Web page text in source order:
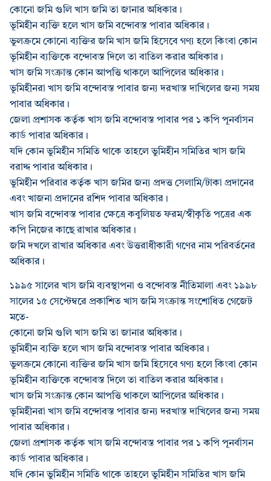
কোনো জমি গুলি খাস জমি তা জানার অধিকার।
ভূমিহীন ব্যক্তি হলে খাস জমি বন্দোবস্ত পাবার অধিকার।
ভুলক্রমে কোনো ব্যক্তির জমি খাস জমি হিসেবে গণ্য হলে কিংবা কোন
ভূমিহীন ব্যক্তিকে বন্দোবস্ত দিলে তা বাতিল করার অধিকার।
খাস জমি সংক্রান্ত কোন আপত্তি থাকলে আপিলের অধিকার।
ভূমিহীনরা খাস জমি বন্দোবস্ত পাবার জন্য দরখাস্ত দাখিলের জন্য সময়
পাবার অধিকার।
জেলা প্রশাসক কর্তৃক খাস জমি বন্দোবস্ত পাবার পর ১ কপি পূনর্বাসন
কার্ড পাবার অধিকার।
যদি কোন ভুমিহীন সমিতি থাকে তাহলে ভুমিহীন সমিতির খাস জমি
বরাদ্দ পাবার অধিকার।
ভুমিহীন পরিবার কর্তৃক খাস জমির জন্য প্রদত্ত সেলামি/টাকা প্রদানের
এবং খাজনা প্রদানের রশিদ পাবার অধিকার।
খাস জমি বন্দোবস্ত পাবার ক্ষেত্রে কবুলিয়ত ফরম/স্বীকৃতি পত্রের এক
কপি নিজের কাছে রাখার অধিকার।
জমি দখলে রাখার অধিকার এবং উত্তরাধীকারী গণের নাম পরিবর্তনের
অধিকার।
১৯৯৫ সালের খাস জমি ব্যবস্থাপনা ও বন্দোবস্ত নীতিমালা এবং ১৯৯৮
সালের ১৫ সেপ্টেম্বরে প্রকাশিত খাস জমি সংক্রান্ত সংশোধিত গেজেট
মতে-
কোনো জমি গুলি খাস জমি তা জানার অধিকার।
ভূমিহীন ব্যক্তি হলে খাস জমি বন্দোবস্ত পাবার অধিকার।
ভুলক্রমে কোনো ব্যক্তির জমি খাস জমি হিসেবে গণ্য হলে কিংবা কোন
ভূমিহীন ব্যক্তিকে বন্দোবস্ত দিলে তা বাতিল করার অধিকার।
খাস জমি সংক্রান্ত কোন আপত্তি থাকলে আপিলের অধিকার।
ভূমিহীনরা খাস জমি বন্দোবস্ত পাবার জন্য দরখাস্ত দাখিলের জন্য সময়
পাবার অধিকার।
জেলা প্রশাসক কর্তৃক খাস জমি বন্দোবস্ত পাবার পর ১ কপি পূনর্বাসন
কার্ড পাবার অধিকার।
যদি কোন ভুমিহীন সমিতি থাকে তাহলে ভুমিহীন সমিতির খাস জমি